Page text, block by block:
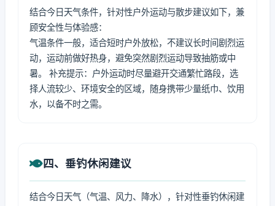
结合今日天气条件，针对性户外运动与散步建议如下，兼
顾安全性与体验感：
气温条件一般，适合短时户外放松，不建议长时间剧烈运
动，运动前做好热身，避免突然剧烈运动导致抽筋或中
暑。 补充提示：户外运动时尽量避开交通繁忙路段，选
择人流较少、环境安全的区域，随身携带少量纸巾、饮用
水，以备不时之需。
四、垂钓休闲建议
结合今日天气（气温、风力、降水），针对性垂钓休闲建